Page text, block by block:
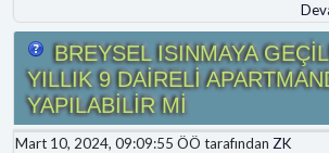
BREYSEL ISINMAYA
YILLIK 9 DAİRELİ
YAPILABİLİR Mİ
Mart 10, 2024, 09:09:55 ÖÖ tarafından ZK